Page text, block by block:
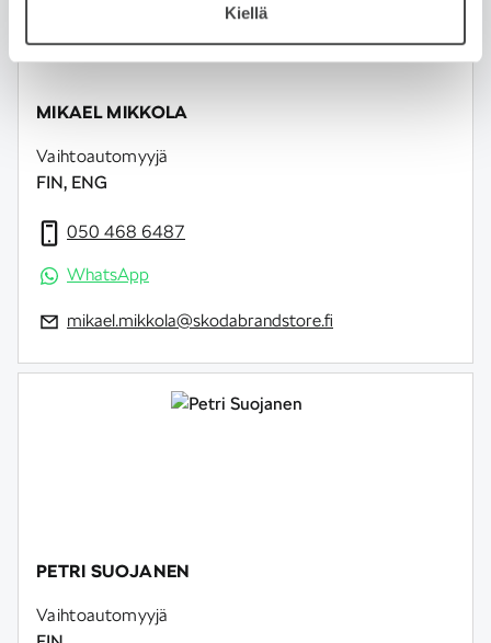
Kiellä
MIKAEL MIKKOLA
Vaihtoautomyyjä
FIN, ENG
050 468 6487
WhatsApp
mikael.mikkola@skodabrandstore.fi
PETRI SUOJANEN
Vaihtoautomyyjä